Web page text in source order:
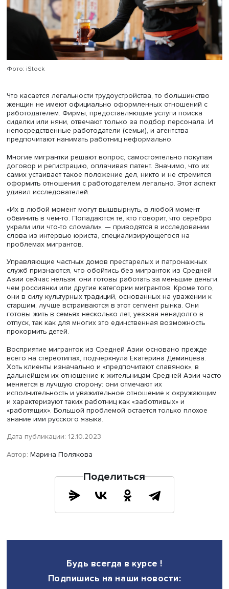
От национальности зависит зарплата: женщины со
внешностью получают больше. Однако национальность
перестает играть роль, если у женщины есть опыт
соответствующей работы — например, с пожилым
с определенным заболеванием. Тогда ее начинают
«передавать» из одной семьи в другую, а зарплатные
Фото: iStock
Что касается легальности трудоустройства, то
женщин не имеют официально оформленных
работодателем. Фирмы, предоставляющие услуги
сиделки или няни, отвечают только за подбор
непосредственные работодатели (семьи), и агентства
предпочитают нанимать работниц неформально.
Многие мигрантки решают вопрос, самостоятельно
договор и регистрацию, оплачивая патент. Значимо,
самих устаивает такое положение дел, никто и не
оформить отношения с работодателем легально. Этот
удивил исследователей.
обвинить в чем-то. Попадаются те, кто говорит, что
слова из интервью юриста, специализирующегося на
Управляющие частных домов престарелых и
служб признаются, что обойтись без мигранток из
старшим, лучше встраиваются в этот сегмент рынка. Они
прокормить детей.